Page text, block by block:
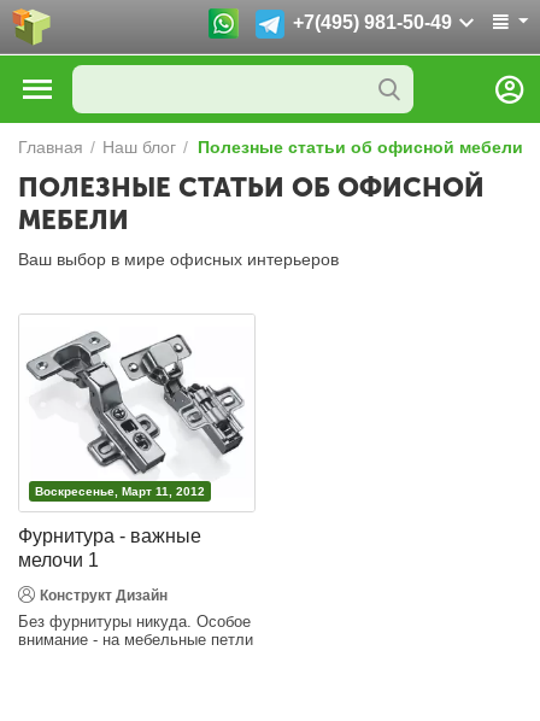
+7(495) 981-50-49
Главная / Наш блог / Полезные статьи об офисной мебели
ПОЛЕЗНЫЕ СТАТЬИ ОБ ОФИСНОЙ
МЕБЕЛИ
Ваш выбор в мире офисных интерьеров
Воскресенье, Март 11, 2012
Фурнитура - важные
мелочи 1
Конструкт Дизайн
Без фурнитуры никуда. Особое
внимание - на мебельные петли